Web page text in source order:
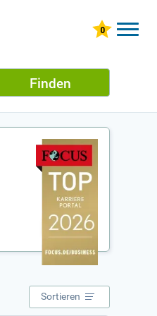
Finden
Sortieren